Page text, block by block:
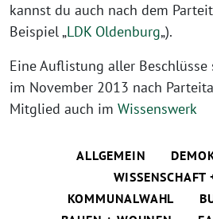
kannst du auch nach dem
Beispiel „LDK Oldenburg„).
Eine Auflistung aller Beschlüsse
im November 2013 nach
Mitglied auch im Wissenswerk
ALLGEMEIN
WISSENSCHAFT
KOMMUNALWAHL